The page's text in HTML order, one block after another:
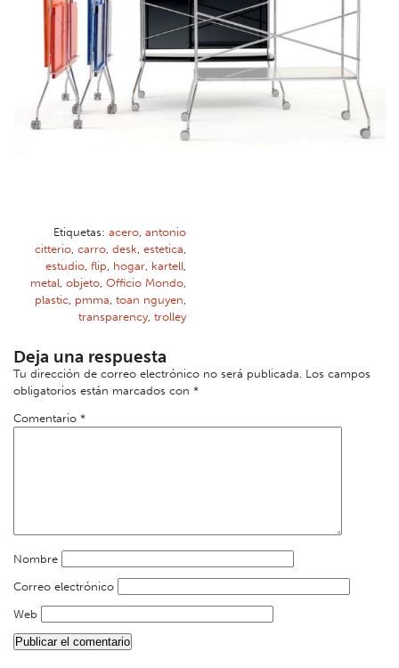
Etiquetas: acero antonio
citterio carro desk estetica
estudio flip hogar kartell
metal objeto Officio Mondo
plastic pmma toan nguyen
transparency, trolley
Deja una respuesta
Tu dirección de correo electrónico no será publicada. Los campos
obligatorios están marcados con *
Comentario *
Nombre
Correo electrónico
Web